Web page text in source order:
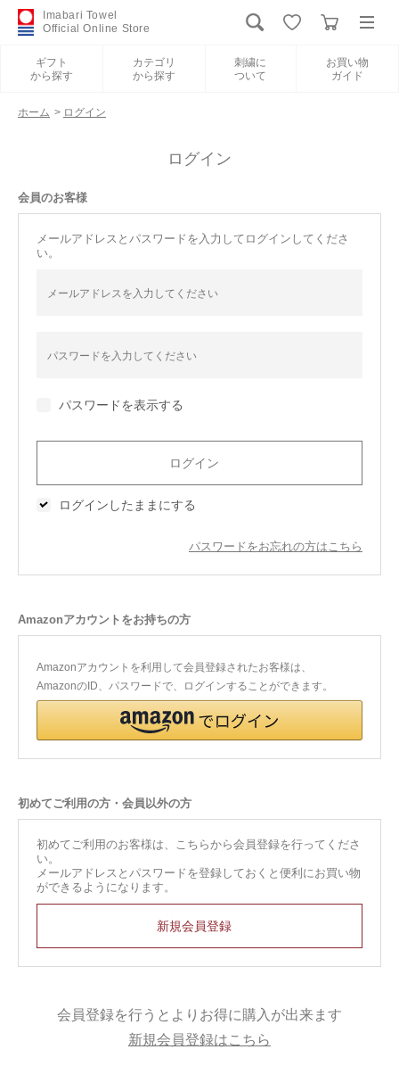
Imabari Towel
Official Online Store
ギフト
から探す
カテゴリ
から探す
刺繍に
ついて
お買い物
ガイド
新規会員登録
カテゴリから探す
刺繍について
今治タオルについて
会員サービス
規約
お問い合わせ
ホーム > ログイン
ログイン
会員のお客様
メールアドレスとパスワードを入力してログインしてくださ
い。
パスワードを表示する
ログインしたままにする
パスワードをお忘れの方はこちら
Amazonアカウントをお持ちの方
Amazonアカウントを利用して会員登録されたお客様は、
AmazonのID、パスワードで、ログインすることができます。
初めてご利用の方・会員以外の方
初めてご利用のお客様は、こちらから会員登録を行ってくださ
い。
メールアドレスとパスワードを登録しておくと便利にお買い物
ができるようになります。
会員登録を行うとよりお得に購入が出来ます
新規会員登録はこちら